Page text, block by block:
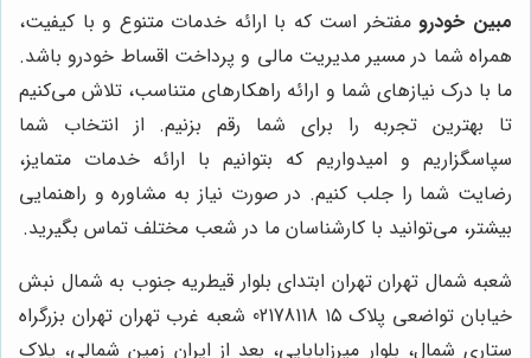
مبین خودرومفتخر است که با ارائه خدمات متنوع و با کیفیت،
همراه شما در مسیر مدیریت مالی و پرداخت اقساط خودرو باشد.
ما با درک نیازهای شما و ارائه راهکارهای متناسب، تلاش می‌کنیم
تا بهترین تجربه را برای شما رقم بزنیم. از انتخاب شما
سپاسگزاریم و امیدواریم که بتوانیم با ارائه خدمات متمایز،
رضایت شما را جلب کنیم. در صورت نیاز به مشاوره و راهنمایی
بیشتر، می‌توانید با کارشناسان ما در شعب مختلف تماس بگیرید.
شعبه شمال تهران تهران ابتدای بلوار قیطریه جنوب به شمال نبش
خیابان تواضعی پلاک ۱۵ 02178118 شعبه غرب تهران تهران بزرگراه
ستاری شمال، بلوار میرزابابایی، بعد از ایران زمین شمالی، پلاک